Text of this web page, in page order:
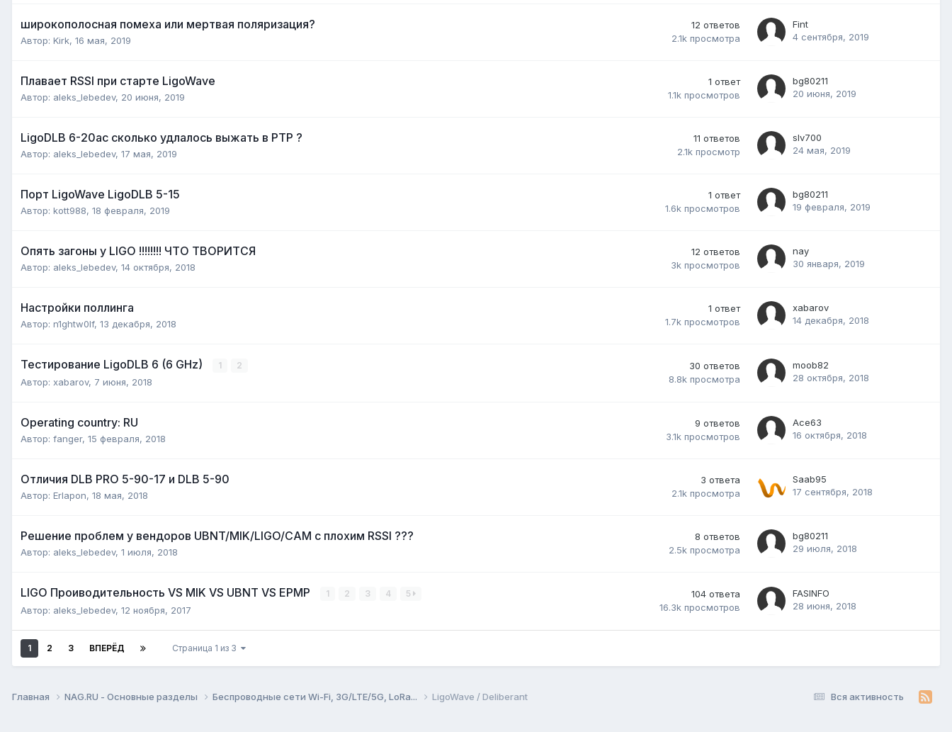
широкополосная помеха или мертвая поляризация?
Автор: Kirk, 16 мая, 2019
12 ответов
2.1k просмотра
Fint
4 сентября, 2019
Плавает RSSI при старте LigoWave
Автор: aleks_lebedev, 20 июня, 2019
1 ответ
1.1k просмотров
bg80211
20 июня, 2019
LigoDLB 6-20ac сколько удлалось выжать в PTP ?
Автор: aleks_lebedev, 17 мая, 2019
11 ответов
2.1k просмотр
slv700
24 мая, 2019
Порт LigoWave LigoDLB 5-15
Автор: kott988, 18 февраля, 2019
1 ответ
1.6k просмотров
bg80211
19 февраля, 2019
Опять загоны у LIGO !!!!!!!! ЧТО ТВОРИТСЯ
Автор: aleks_lebedev, 14 октября, 2018
12 ответов
3k просмотров
nay
30 января, 2019
Настройки поллинга
Автор: n1ghtw0lf, 13 декабря, 2018
1 ответ
1.7k просмотров
xabarov
14 декабря, 2018
Тестирование LigoDLB 6 (6 GHz) 1 2
Автор: xabarov, 7 июня, 2018
30 ответов
8.8k просмотра
moob82
28 октября, 2018
Operating country: RU
Автор: fanger, 15 февраля, 2018
9 ответов
3.1k просмотров
Ace63
16 октября, 2018
Отличия DLB PRO 5-90-17 и DLB 5-90
Автор: Erlapon, 18 мая, 2018
3 ответа
2.1k просмотра
Saab95
17 сентября, 2018
Решение проблем у вендоров UBNT/MIK/LIGO/CAM с плохим RSSI ???
Автор: aleks_lebedev, 1 июля, 2018
8 ответов
2.5k просмотра
bg80211
29 июля, 2018
LIGO Проиводительность VS MIK VS UBNT VS EPMP 1 2 3 4 5
Автор: aleks_lebedev, 12 ноября, 2017
104 ответа
16.3k просмотров
FASINFO
28 июня, 2018
1 2 3 ВПЕРЁД Страница 1 из 3
Вся активность
Главная NAG.RU - Основные разделы Беспроводные сети Wi-Fi, 3G/LTE/5G, LoRa... LigoWave / Deliberant